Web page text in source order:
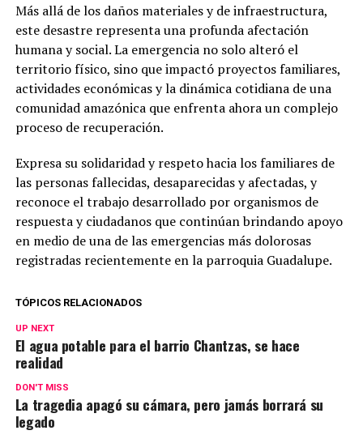
Más allá de los daños materiales y de infraestructura,
este desastre representa una profunda afectación
humana y social. La emergencia no solo alteró el
territorio físico, sino que impactó proyectos familiares,
actividades económicas y la dinámica cotidiana de una
comunidad amazónica que enfrenta ahora un complejo
proceso de recuperación.
Expresa su solidaridad y respeto hacia los familiares de
las personas fallecidas, desaparecidas y afectadas, y
reconoce el trabajo desarrollado por organismos de
respuesta y ciudadanos que continúan brindando apoyo
en medio de una de las emergencias más dolorosas
registradas recientemente en la parroquia Guadalupe.
TÓPICOS RELACIONADOS
UP NEXT
El agua potable para el barrio Chantzas, se hace
realidad
DON'T MISS
La tragedia apagó su cámara, pero jamás borrará su
legado